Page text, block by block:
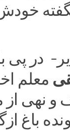
در پی
معلم
نهی از
باغ